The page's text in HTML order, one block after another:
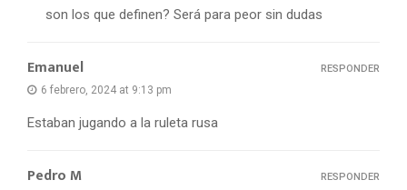
son los que definen? Será para peor sin dudas
Emanuel
6 febrero, 2024 at 9:13 pm
Estaban jugando a la ruleta rusa
RESPONDER
Pedro M RESPONDER